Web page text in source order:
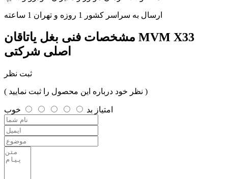
ارسال به سراسر کشور 1 روزه و تهران 1 ساعته
مشخصات فنی بغل یاتاقان MVM X33
اصلی شرکتی
ثبت نظر
( نظر خود درباره این محصول را ثبت نمایید )
امتیاز بد خوب